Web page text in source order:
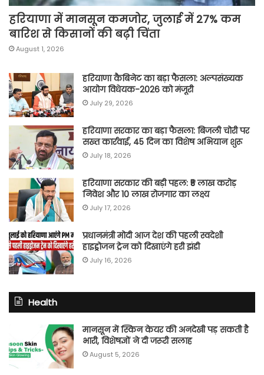
हरियाणा में मानसून कमजोर, जुलाई में 27% कम
बारिश से किसानों की बढ़ी चिंता
August 1, 2026
हरियाणा कैबिनेट का बड़ा फैसला: अल्पसंख्यक
आयोग विधेयक-2026 को मंजूरी
July 29, 2026
हरियाणा सरकार का बड़ा फैसला: बिजली चोरी पर
सख्त कार्रवाई, 45 दिन का विशेष अभियान शुरू
July 18, 2026
हरियाणा सरकार की बड़ी पहल: ₹5 लाख करोड़
निवेश और 10 लाख रोजगार का लक्ष्य
July 17, 2026
प्रधानमंत्री मोदी आज देश की पहली स्वदेशी
हाइड्रोजन ट्रेन को दिखाएंगे हरी झंडी
July 16, 2026
Health
मानसून में स्किन केयर की अनदेखी पड़ सकती है
भारी, विशेषज्ञों ने दी जरूरी सलाह
August 5, 2026